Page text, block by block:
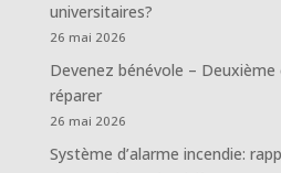
universitaires?
26 mai 2026
Devenez bénévole –
réparer
26 mai 2026
Système d’alarme incendie: